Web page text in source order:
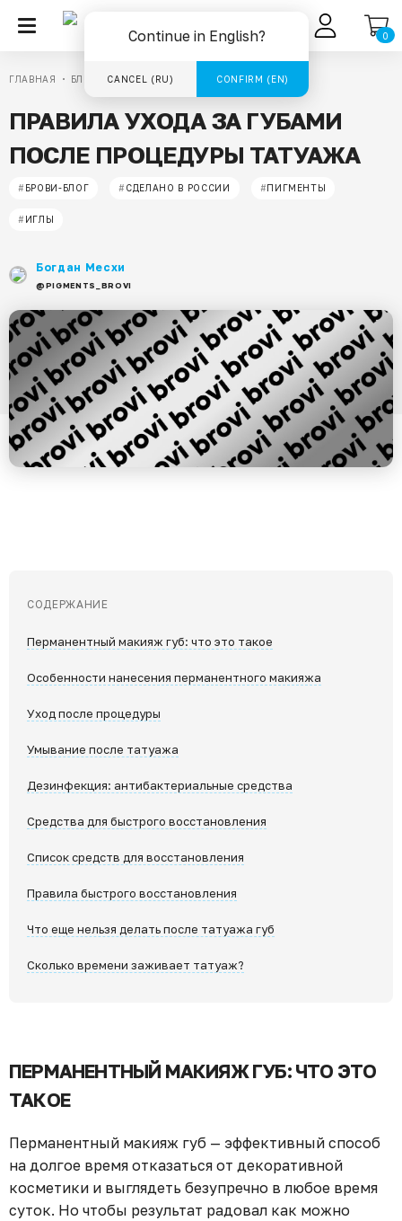
Continue in English?
CANCEL (RU) CONFIRM (EN)
0
ГЛАВНАЯ БЛОГ 11-07-2022
ПРАВИЛА УХОДА ЗА ГУБАМИ
ПОСЛЕ ПРОЦЕДУРЫ ТАТУАЖА
# БРОВИ-БЛОГ # СДЕЛАНО В РОССИИ #ПИГМЕНТЫ
# ИГЛЫ
Богдан Месхи
@PIGMENTS_BROVI
ПЕРМАНЕНТНЫЙ МАКИЯЖ ГУБ: ЧТО ЭТО
ТАКОЕ
Перманентный макияж губ — эффективный способ
на долгое время отказаться от декоративной
косметики и выглядеть безупречно в любое время
суток. Но чтобы результат радовал как можно
СОДЕРЖАНИЕ
Перманентный макияж губ: что это такое
Особенности нанесения перманентного макияжа
Уход после процедуры
Умывание после татуажа
Дезинфекция: антибактериальные средства
Средства для быстрого восстановления
Список средств для восстановления
Правила быстрого восстановления
Что еще нельзя делать после татуажа губ
Сколько времени заживает татуаж?